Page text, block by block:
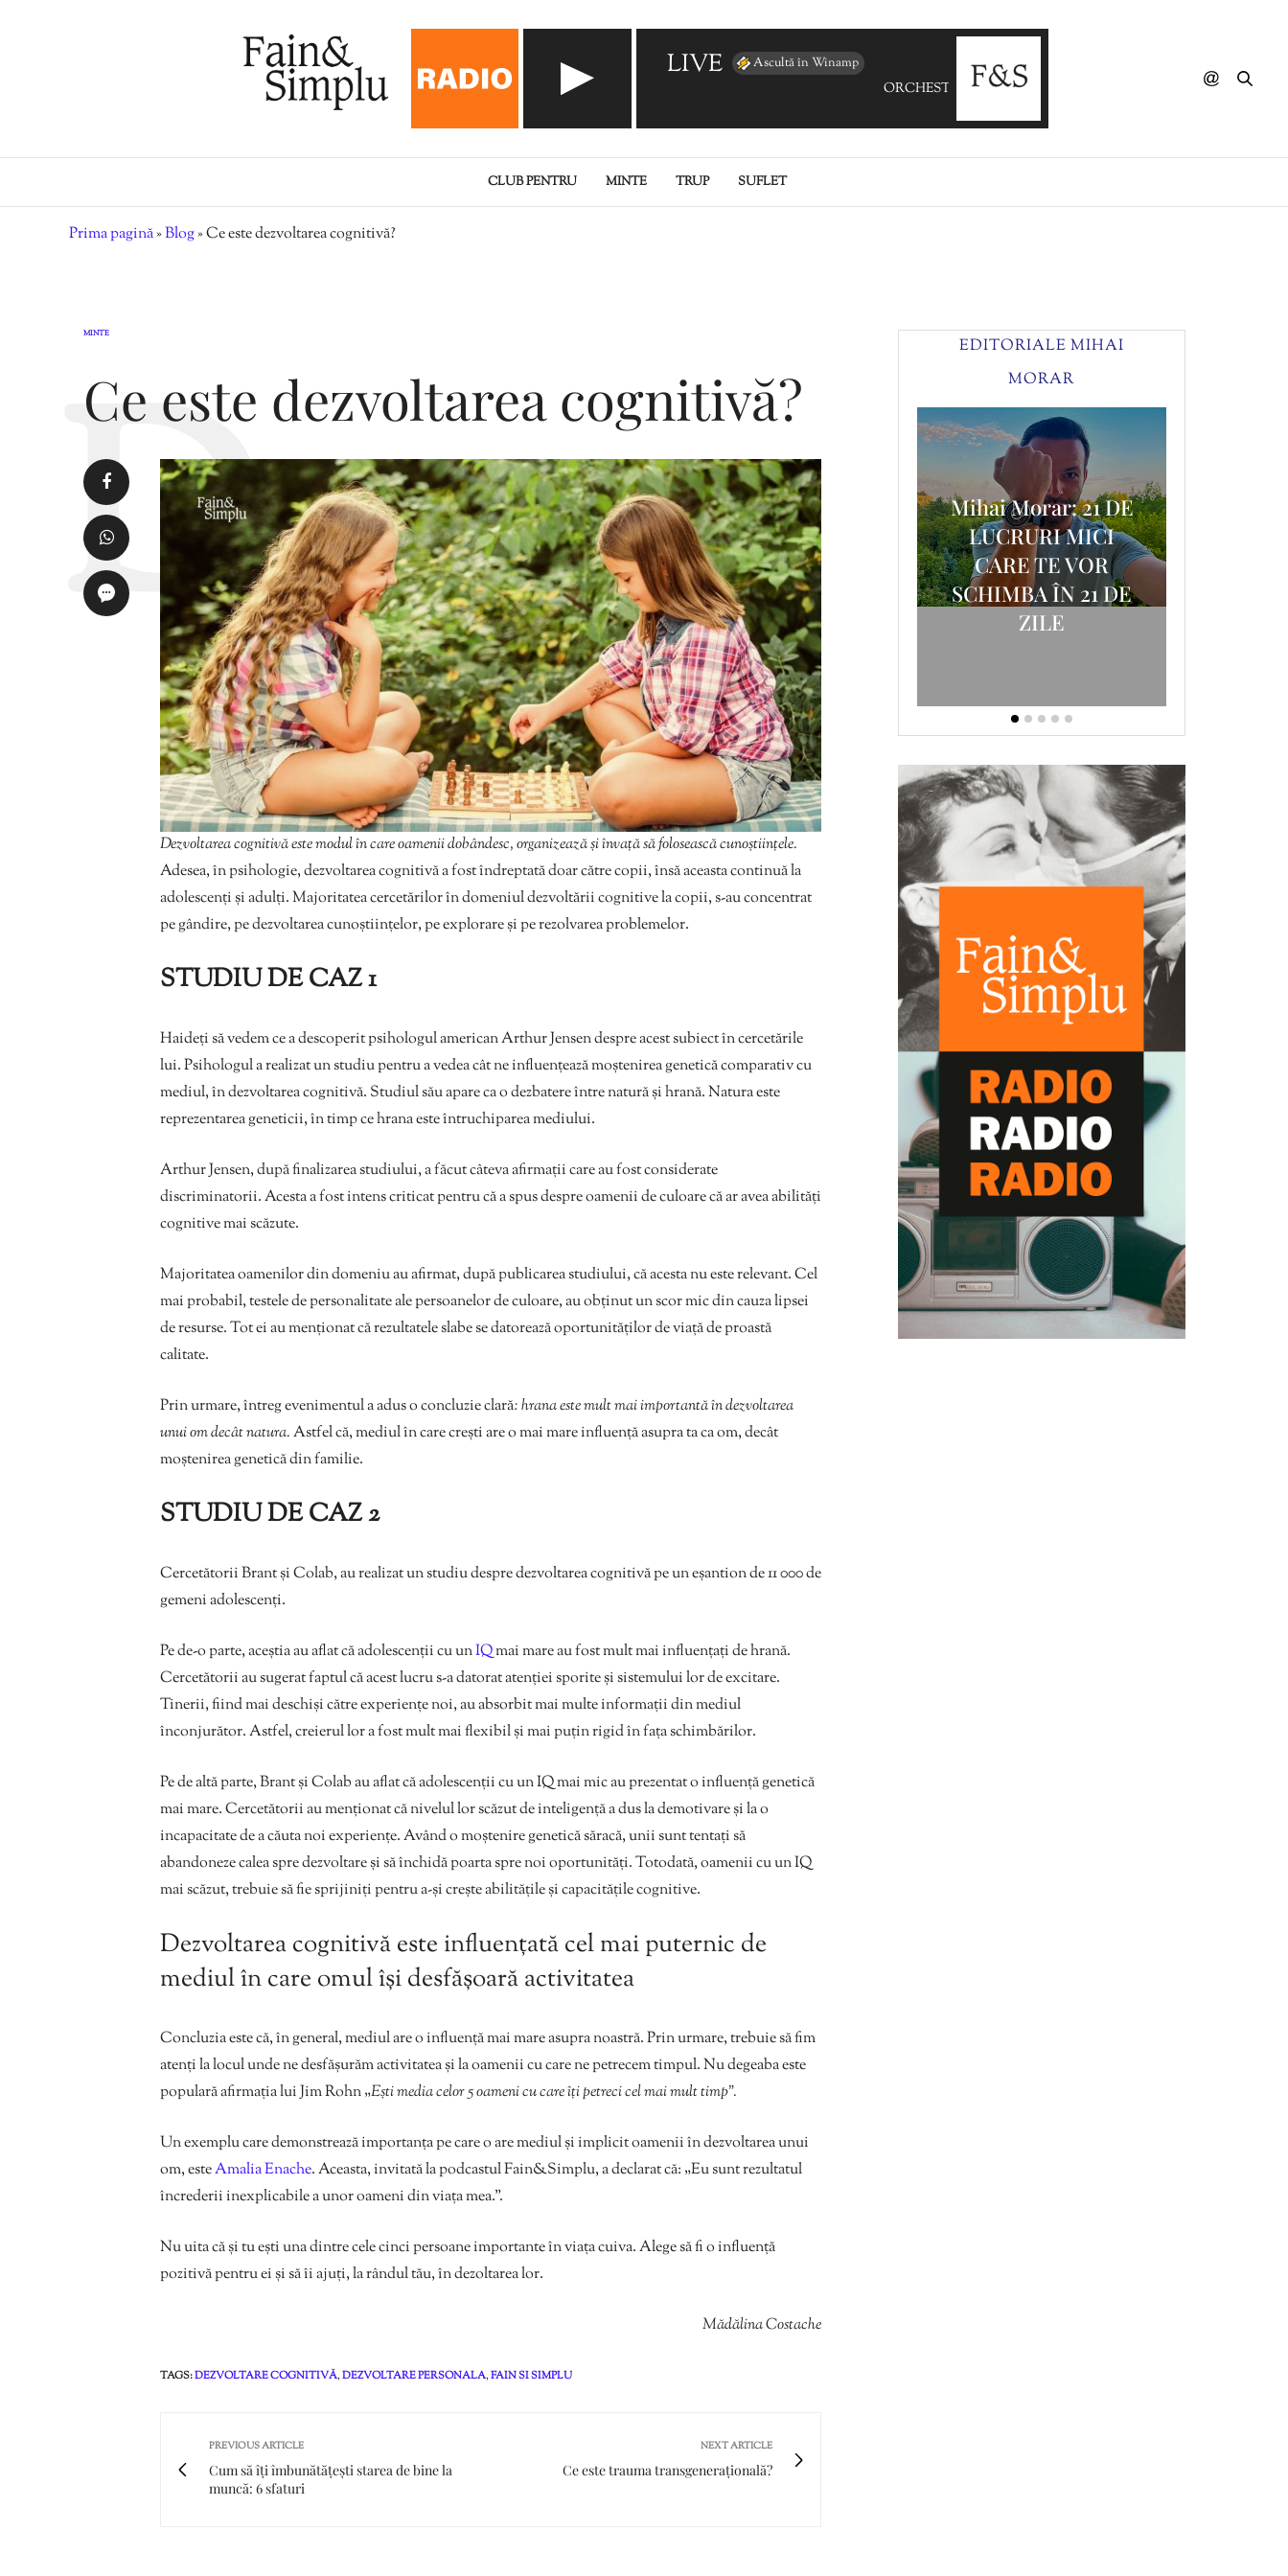
LIVE Ascultă în Winamp
ORCHESTRA BAOBAB - El Son Te Llama
CLUB PENTRU MINTE TRUP SUFLET
Prima pagină»Blog»Ce este dezvoltarea cognitivă?
MINTE
Ce este dezvoltarea cognitivă?
Dezvoltarea cognitivă este modul în care oamenii dobândesc, organizează și învață să folosească cunoștiințele.
Adesea, în psihologie, dezvoltarea cognitivă a fost îndreptată doar către copii, însă aceasta continuă la
adolescenți și adulți. Majoritatea cercetărilor în domeniul dezvoltării cognitive la copii, s-au concentrat
pe gândire, pe dezvoltarea cunoștiințelor, pe explorare și pe rezolvarea problemelor.
STUDIU DE CAZ 1
Haideți să vedem ce a descoperit psihologul american Arthur Jensen despre acest subiect în cercetările
lui. Psihologul a realizat un studiu pentru a vedea cât ne influențează moștenirea genetică comparativ cu
mediul, în dezvoltarea cognitivă. Studiul său apare ca o dezbatere între natură și hrană. Natura este
reprezentarea geneticii, în timp ce hrana este întruchiparea mediului.
Arthur Jensen, după finalizarea studiului, a făcut câteva afirmații care au fost considerate
discriminatorii. Acesta a fost intens criticat pentru că a spus despre oamenii de culoare că ar avea abilități
cognitive mai scăzute.
Majoritatea oamenilor din domeniu au afirmat, după publicarea studiului, că acesta nu este relevant. Cel
mai probabil, testele de personalitate ale persoanelor de culoare, au obținut un scor mic din cauza lipsei
de resurse. Tot ei au menționat că rezultatele slabe se datorează oportunităților de viață de proastă
calitate.
Prin urmare, întreg evenimentul a adus o concluzie clară: hrana este mult mai importantă în dezvoltarea
unui om decât natura.Astfel că, mediul în care crești are o mai mare influență asupra ta ca om, decât
moștenirea genetică din familie.
STUDIU DE CAZ 2
Cercetătorii Brant și Colab, au realizat un studiu despre dezvoltarea cognitivă pe un eșantion de 11 000 de
gemeni adolescenți.
Pe de-o parte, aceștia au aflat că adolescenții cu unIQmai mare au fost mult mai influențați de hrană.
Cercetătorii au sugerat faptul că acest lucru s-a datorat atenției sporite și sistemului lor de excitare.
Tinerii, fiind mai deschiși către experiențe noi, au absorbit mai multe informații din mediul
înconjurător. Astfel, creierul lor a fost mult mai flexibil și mai puțin rigid în fața schimbărilor.
Pe de altă parte, Brant și Colab au aflat că adolescenții cu un IQ mai mic au prezentat o influență genetică
mai mare. Cercetătorii au menționat că nivelul lor scăzut de inteligență a dus la demotivare și la o
incapacitate de a căuta noi experiențe. Având o moștenire genetică săracă, unii sunt tentați să
abandoneze calea spre dezvoltare și să închidă poarta spre noi oportunități. Totodată, oamenii cu un IQ
mai scăzut, trebuie să fie sprijiniți pentru a-și crește abilitățile și capacitățile cognitive.
Dezvoltarea cognitivă este influențată cel mai puternic de
mediul în care omul își desfășoară activitatea
Concluzia este că, în general, mediul are o influență mai mare asupra noastră. Prin urmare, trebuie să fim
atenți la locul unde ne desfășurăm activitatea și la oamenii cu care ne petrecem timpul. Nu degeaba este
populară afirmația lui Jim Rohn „Ești media celor 5 oameni cu care îți petreci cel mai mult timp”.
Un exemplu care demonstrează importanța pe care o are mediul și implicit oamenii în dezvoltarea unui
om, esteAmalia Enache. Aceasta, invitată la podcastul Fain&Simplu, a declarat că: „Eu sunt rezultatul
încrederii inexplicabile a unor oameni din viața mea.”.
Nu uita că și tu ești una dintre cele cinci persoane importante în viața cuiva. Alege să fi o influență
pozitivă pentru ei și să îi ajuți, la rândul tău, în dezoltarea lor.
Mădălina Costache
TAGS:DEZVOLTARE COGNITIVĂ,DEZVOLTARE PERSONALA,FAIN SI SIMPLU
PREVIOUS ARTICLE
Cum să îți îmbunătățești starea de bine la
muncă: 6 sfaturi
NEXT ARTICLE
Ce este trauma transgenerațională?
EDITORIALE MIHAI
MORAR
Editorial Mihai
Morar: CUM L-AM
SALVAT PE FĂT-
FRUMOS
Mihai Morar: 21 DE
LUCRURI MICI
CARE TE VOR
SCHIMBA ÎN 21 DE
ZILE